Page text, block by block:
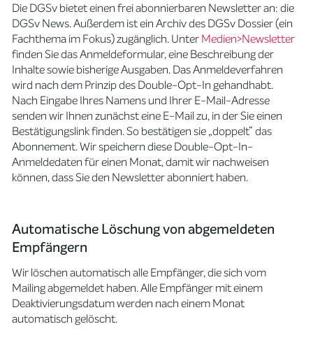
Die DGSv bietet einen frei abonnierbaren Newsletter an: die
DGSv News. Außerdem ist ein Archiv des DGSv Dossier (ein
Fachthema im Fokus) zugänglich. UnterMedien>Newsletter
finden Sie das Anmeldeformular, eine Beschreibung der
Inhalte sowie bisherige Ausgaben. Das Anmeldeverfahren
wird nach dem Prinzip des Double-Opt-In gehandhabt.
Nach Eingabe Ihres Namens und Ihrer E-Mail-Adresse
senden wir Ihnen zunächst eine E-Mail zu, in der Sie einen
Bestätigungslink finden. So bestätigen sie „doppelt“ das
Abonnement. Wir speichern diese Double-Opt-In-
Anmeldedaten für einen Monat, damit wir nachweisen
können, dass Sie den Newsletter abonniert haben.
Automatische Löschung von abgemeldeten
Empfängern
Wir löschen automatisch alle Empfänger, die sich vom
Mailing abgemeldet haben. Alle Empfänger mit einem
Deaktivierungsdatum werden nach einem Monat
automatisch gelöscht.